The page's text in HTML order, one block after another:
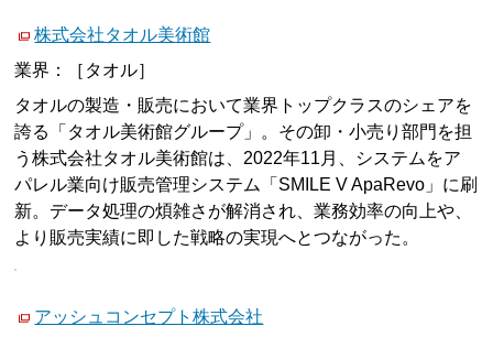
株式会社タオル美術館
業界：［タオル］
タオルの製造・販売において業界トップクラスのシェアを
誇る「タオル美術館グループ」。その卸・小売り部門を担
う株式会社タオル美術館は、2022年11月、システムをア
パレル業向け販売管理システム「SMILE V ApaRevo」に刷
新。データ処理の煩雑さが解消され、業務効率の向上や、
より販売実績に即した戦略の実現へとつながった。
アッシュコンセプト株式会社